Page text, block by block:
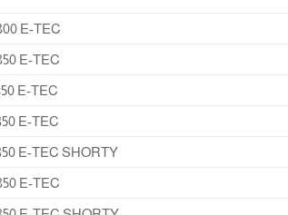
E-TEC
E-TEC
E-TEC
E-TEC
E-TEC SHORTY
E-TEC